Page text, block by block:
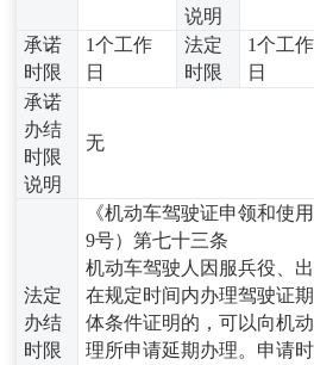
说明
承诺
时限
1个工作
日
法定
时限
1个工作
日
承诺
办结
时限
说明
无
法定
办结
时限
《机动车驾驶证申领和使
9号）第七十三条
机动车驾驶人因服兵役、
在规定时间内办理驾驶证
体条件证明的，可以向机
理所申请延期办理。申请